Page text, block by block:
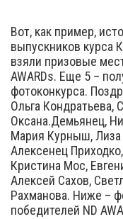
Вот, как пример,
выпускников курса
взяли призовые
AWARDs. Еще 5 –
фотоконкурса.
Ольга Кондратьева,
Оксана.Демьянец,
Мария Курныш, Лиза
Алексенец
Кристина Мос,
Алексей Сахов,
Рахманова. Ниже –
победителей ND